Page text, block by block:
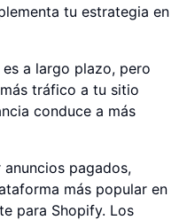
tu estrategia en
a largo plazo, pero
tráfico a tu sitio
conduce a más
pagados,
más popular en
para Shopify. Los